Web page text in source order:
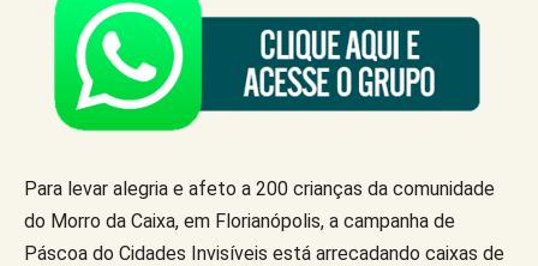
Para levar alegria e afeto a 200 crianças da comunidade
do Morro da Caixa, em Florianópolis, a campanha de
Páscoa do Cidades Invisíveis está arrecadando caixas de